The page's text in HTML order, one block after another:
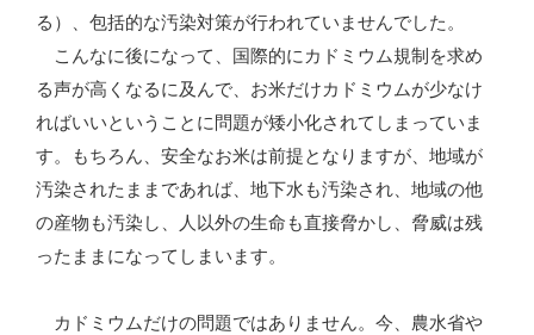
る）、包括的な汚染対策が行われていませんでした。
こんなに後になって、国際的にカドミウム規制を求め
る声が高くなるに及んで、お米だけカドミウムが少なけ
ればいいということに問題が矮小化されてしまっていま
す。もちろん、安全なお米は前提となりますが、地域が
汚染されたままであれば、地下水も汚染され、地域の他
の産物も汚染し、人以外の生命も直接脅かし、脅威は残
ったままになってしまいます。
カドミウムだけの問題ではありません。今、農水省や